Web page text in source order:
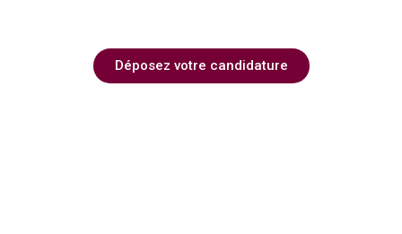
Déposez votre candidature